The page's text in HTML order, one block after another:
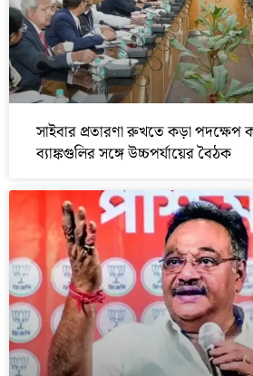
সাইবার প্রতারণা রুখতে কড়া পদক্ষেপ
ব্যাঙ্কগুলির সঙ্গে উচ্চপর্যায়ের বৈঠক